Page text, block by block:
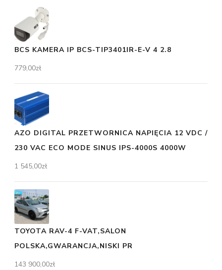
BCS KAMERA IP BCS-TIP3401IR-E-V 4 2.8
779,00zł
AZO DIGITAL PRZETWORNICA NAPIĘCIA 12 VDC /
230 VAC ECO MODE SINUS IPS-4000S 4000W
1 545,00zł
TOYOTA RAV-4 F-VAT,SALON
POLSKA,GWARANCJA,NISKI PR
143 900,00zł